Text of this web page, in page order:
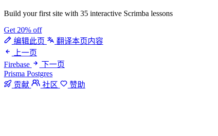
Build your first site with 35 interactive Scrimba lessons
Get 20% off
编辑此页
翻译本页内容
上一页
Firebase
下一页
Prisma Postgres
贡献
社区 赞助